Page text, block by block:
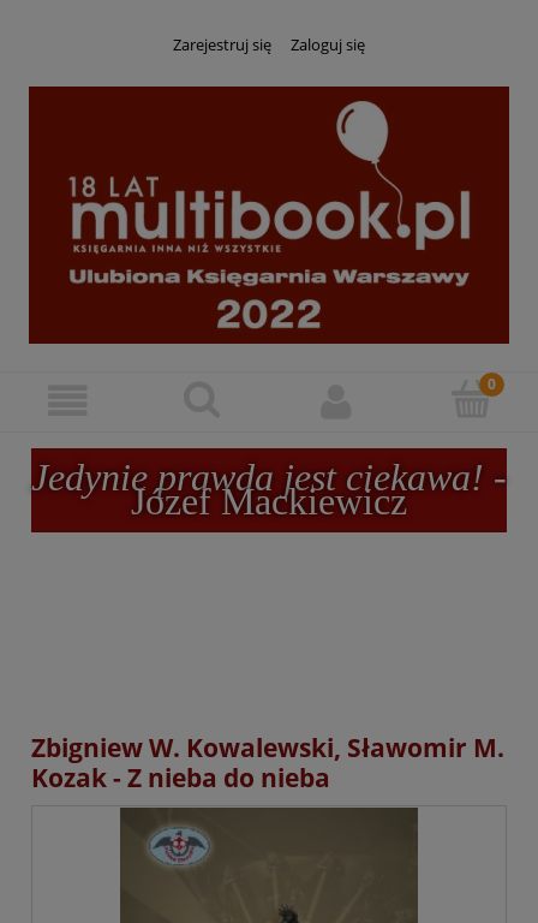
Zarejestruj się Zaloguj się
Jedynie prawda jest ciekawa! -
Józef Mackiewicz
Zbigniew W. Kowalewski, Sławomir M.
Kozak - Z nieba do nieba